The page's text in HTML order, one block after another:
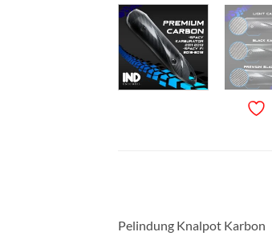
Pelindung Knalpot Karbon